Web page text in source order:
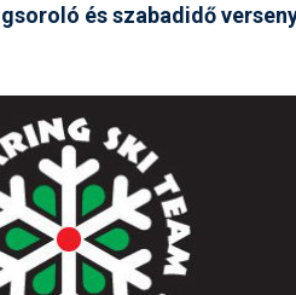
és szabadidő